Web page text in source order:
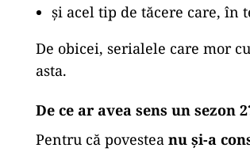
și acel tip de tăcere care, în
De obicei, serialele care mor
asta.
De ce ar avea sens un sezon
Pentru că povestea nu și-a